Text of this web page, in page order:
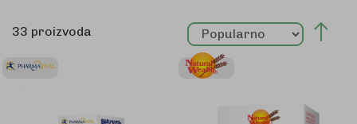
33 proizvoda